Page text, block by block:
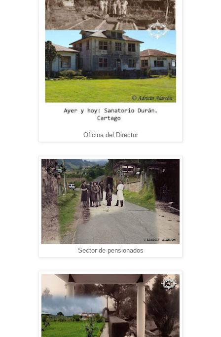
Oficina del Director
Sector de pensionados